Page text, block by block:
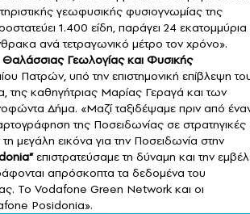
γεωφυσικής φυσιογνωμίας της
1.400 είδη, παράγει 24 εκατομμύρια
ανά τετραγωνικό μέτρο τον χρόνο».
Θαλάσσιας Γεωλογίας και Φυσικής
Πατρών, υπό την επιστημονική επίβλεψη
καθηγήτριας Μαρίας Γεραγά και των
Δήμα. «Μαζί ταξιδέψαμε πριν από
της Ποσειδωνίας σε στρατηγικές
μεγάλη εικόνα για την Ποσειδωνία στην
επιστρατεύσαμε τη δύναμη και την
απρόσκοπτα τα δεδομένα του
Το Vodafone Green Network και οι
Posidonia».